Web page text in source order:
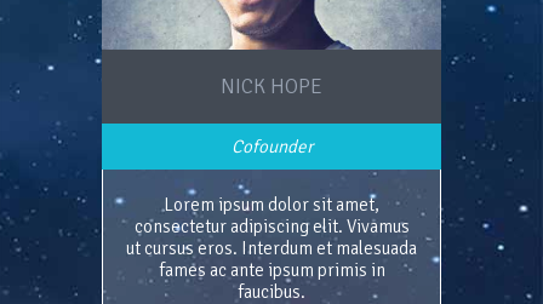
NICK HOPE
Cofounder
Lorem ipsum dolor sit amet,
consectetur adipiscing elit. Vivamus
ut cursus eros. Interdum et malesuada
fames ac ante ipsum primis in
faucibus.